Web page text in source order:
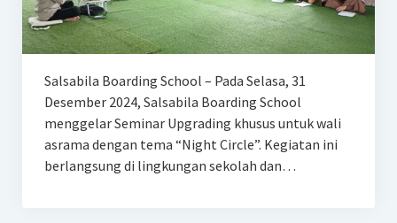
Salsabila Boarding School – Pada Selasa, 31
Desember 2024, Salsabila Boarding School
menggelar Seminar Upgrading khusus untuk wali
asrama dengan tema “Night Circle”. Kegiatan ini
berlangsung di lingkungan sekolah dan…